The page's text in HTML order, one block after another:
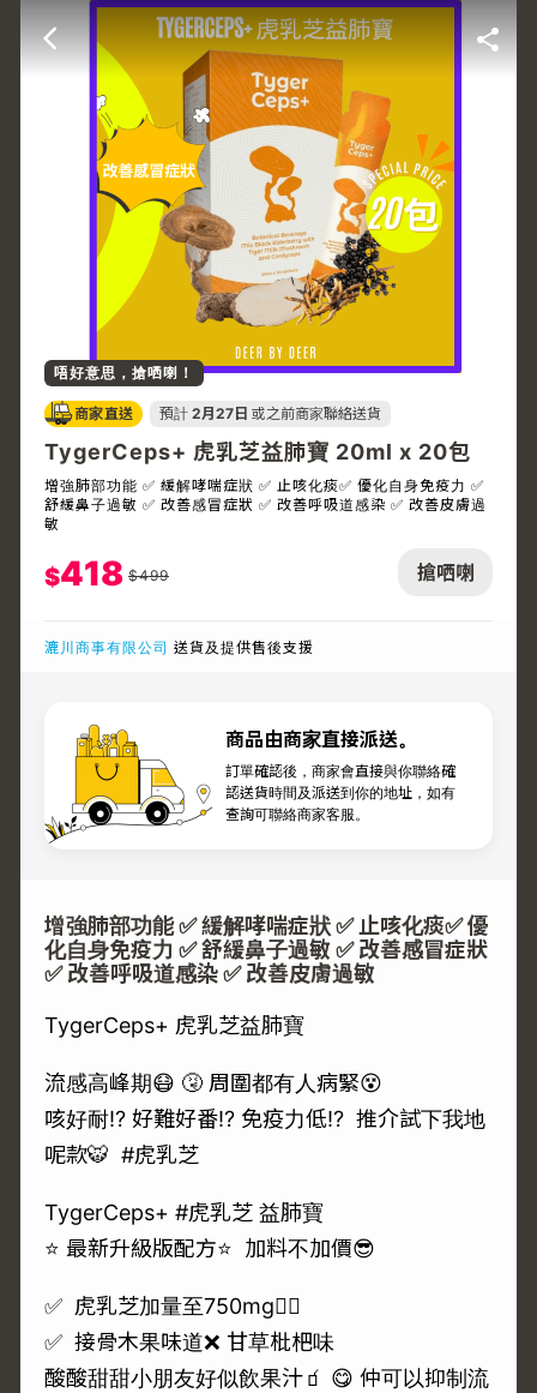
搶哂喇
唔好意思，搶哂喇！
商家直送 預計 2月27日 或之前商家聯絡送貨
TygerCeps+ 虎乳芝益肺寶 20ml x 20包
增強肺部功能 ✅ 緩解哮喘症狀 ✅ 止咳化痰✅ 優化自身免疫力 ✅
舒緩鼻子過敏 ✅ 改善感冒症狀 ✅ 改善呼吸道感染 ✅ 改善皮膚過
敏
$418 $499
漉川商事有限公司 送貨及提供售後支援
商品由商家直接派送。
訂單確認後，商家會直接與你聯絡確
認送貨時間及派送到你的地址，如有
查詢可聯絡商家客服。
增強肺部功能 ✅ 緩解哮喘症狀 ✅ 止咳化痰✅ 優
化自身免疫力 ✅ 舒緩鼻子過敏 ✅ 改善感冒症狀
✅ 改善呼吸道感染 ✅ 改善皮膚過敏
TygerCeps+ 虎乳芝益肺寶
流感高峰期😷 🤧 周圍都有人病緊😵
咳好耐⁉️ 好難好番⁉️ 免疫力低⁉️ 推介試下我地
呢款🐯 #虎乳芝
TygerCeps+ #虎乳芝 益肺寶
⭐ ️最新升級版配方⭐ ️ 加料不加價😎
✅ 虎乳芝加量至750mg👍🏻
✅ 接骨木果味道❌ 甘草枇杷味
酸酸甜甜小朋友好似飲果汁🧃 😋 仲可以抑制流